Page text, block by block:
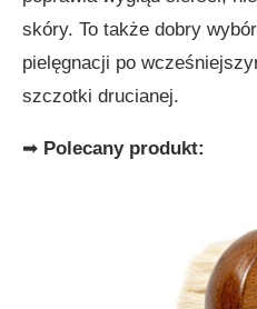
skóry. To także dobry
pielęgnacji po
szczotki drucianej.
➡ Polecany produkt: